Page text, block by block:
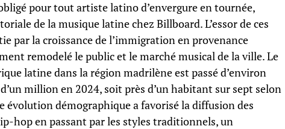
pour tout artiste latino d’envergure en tournée,
de la musique latine chez Billboard. L’essor de ces
par la croissance de l’immigration en provenance
remodelé le public et le marché musical de la ville. Le
latine dans la région madrilène est passé d’environ
million en 2024, soit près d’un habitant sur sept selon
évolution démographique a favorisé la diffusion des
hop en passant par les styles traditionnels, un